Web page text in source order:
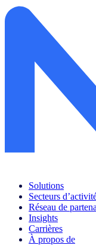
Solutions
Secteurs
Réseau de
Insights
Carrières
À propos de